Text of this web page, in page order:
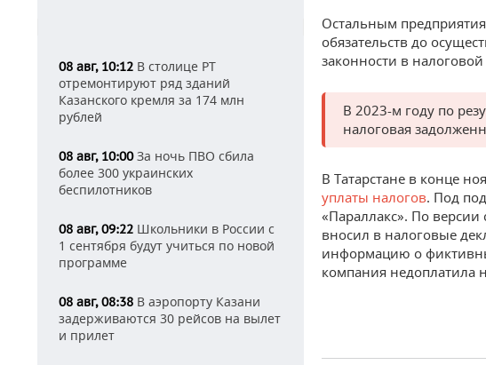
08 авг, 10:12 В столице РТ
отремонтируют ряд зданий
Казанского кремля за 174 млн
рублей
08 авг, 10:00За ночь ПВО сбила
более 300 украинских
беспилотников
08 авг, 09:22 Школьники в России с
1 сентября будут учиться по новой
программе
08 авг, 08:38 В аэропорту Казани
задерживаются 30 рейсов на вылет
и прилет
Остальным
обязательств до
законности в
В 2023-м году по
налоговая
В Татарстане в конце
уплаты налогов. Под
«Параллакс». По
вносил в налоговые
информацию о
компания недоплатила